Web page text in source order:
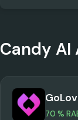
Candy AI
70 %